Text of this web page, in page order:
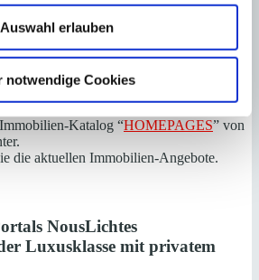
Auswahl erlauben
notwendige Cookies
und Legalität der Immobilie. Die
nicht die vom Käufer zu tragenden
Notar-, Grundbuch- und Gestoriakosten.
Katalog “HOMEPAGES” von
die aktuellen Immobilien-Angebote.
NousLichtes
Luxusklasse mit privatem